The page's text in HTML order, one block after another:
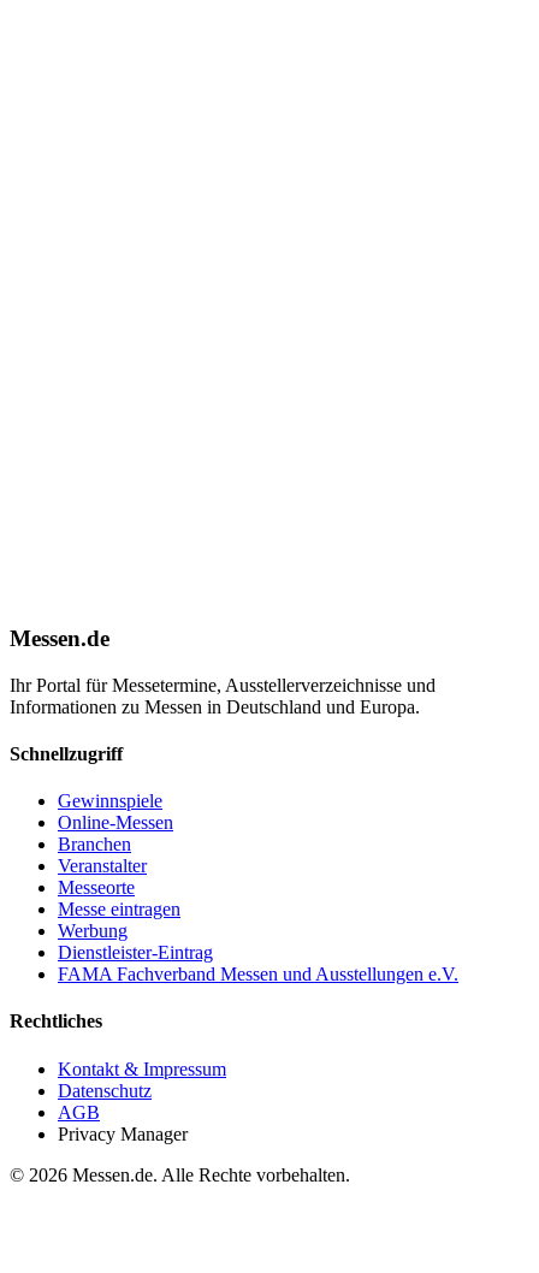
Messen.de
Ihr Portal für Messetermine, Ausstellerverzeichnisse und
Informationen zu Messen in Deutschland und Europa.
Schnellzugriff
Gewinnspiele
Online-Messen
Branchen
Veranstalter
Messeorte
Messe eintragen
Werbung
Dienstleister-Eintrag
FAMA Fachverband Messen und Ausstellungen e.V.
Rechtliches
Kontakt & Impressum
Datenschutz
AGB
Privacy Manager
© 2026 Messen.de. Alle Rechte vorbehalten.